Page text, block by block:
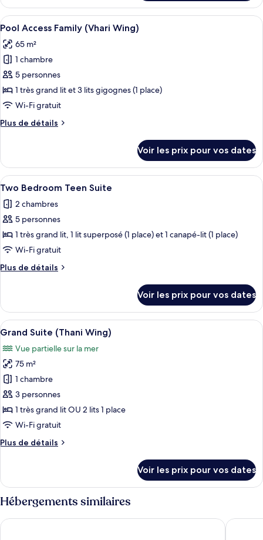
(Vhari
Wing)
le
type
de
Family
Room
Wing)
Afficher
toutes
les
photos
pour
ce
type
chambre :
Family
(Vhari
Wing)
7
Pool Access Family (Vhari Wing)
65 m²
1 chambre
5 personnes
1 très grand lit et 3 lits gigognes (1 place)
Wi-Fi gratuit
Plus de détails
Plus
le
type
de
Pool
Access
(Vhari
Wing)
Voir les prix pour vos dates
Afficher
toutes
les
photos
pour
ce
type
de
Two
Bedroom
Teen
Suite
Une chambre d’hôtel moderne
12
Two Bedroom Teen Suite
2 chambres
5 personnes
1 très grand lit, 1 lit superposé (1 place) et 1 canapé-lit (1 place)
Wi-Fi gratuit
Plus de détails
Plus
le
type
de
Two
Bedroom
Teen
Suite
Voir les prix pour vos dates
Afficher
toutes
les
photos
pour
ce
type
de
chambre :
Grand
Wing)
Une chambre d’hôtel moderne
9
Grand Suite (Thani Wing)
Vue partielle sur la mer
75 m²
1 chambre
3 personnes
1 très grand lit OU 2 lits 1 place
Wi-Fi gratuit
Plus de détails
Plus
le
type
de
Grand
Voir les prix pour vos dates
Hébergements similaires
Avista Grande Phuket Karon - MGallery Centara